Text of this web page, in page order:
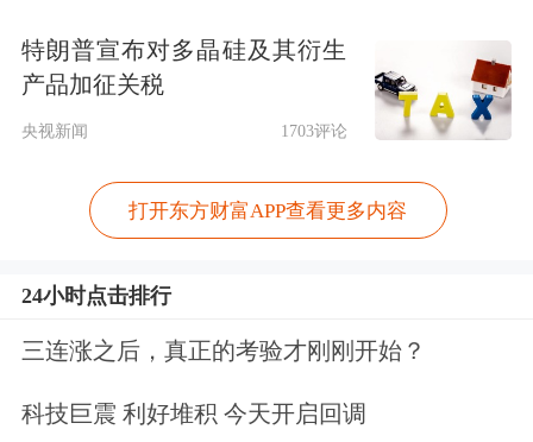
受金价高位运行影响，一季度全球金饰
消费需求量同比下滑23%至300吨。报
告提到，全球各主要市场金饰需求普遍
降温。但从消费金额看，金饰需求则逆
势增长，表明即便金价处于历史高位，
消费者的金饰购买意愿依旧稳健。
目前全球黄金投资需求远超消费，呈现
出投资需求热、金饰消费冷的分化现
特朗普宣布对多晶硅及其衍生
产品加征关税
央视新闻 1703评论
打开东方财富APP查看更多内容
24小时点击排行
三连涨之后，真正的考验才刚刚开始？
科技巨震 利好堆积 今天开启回调